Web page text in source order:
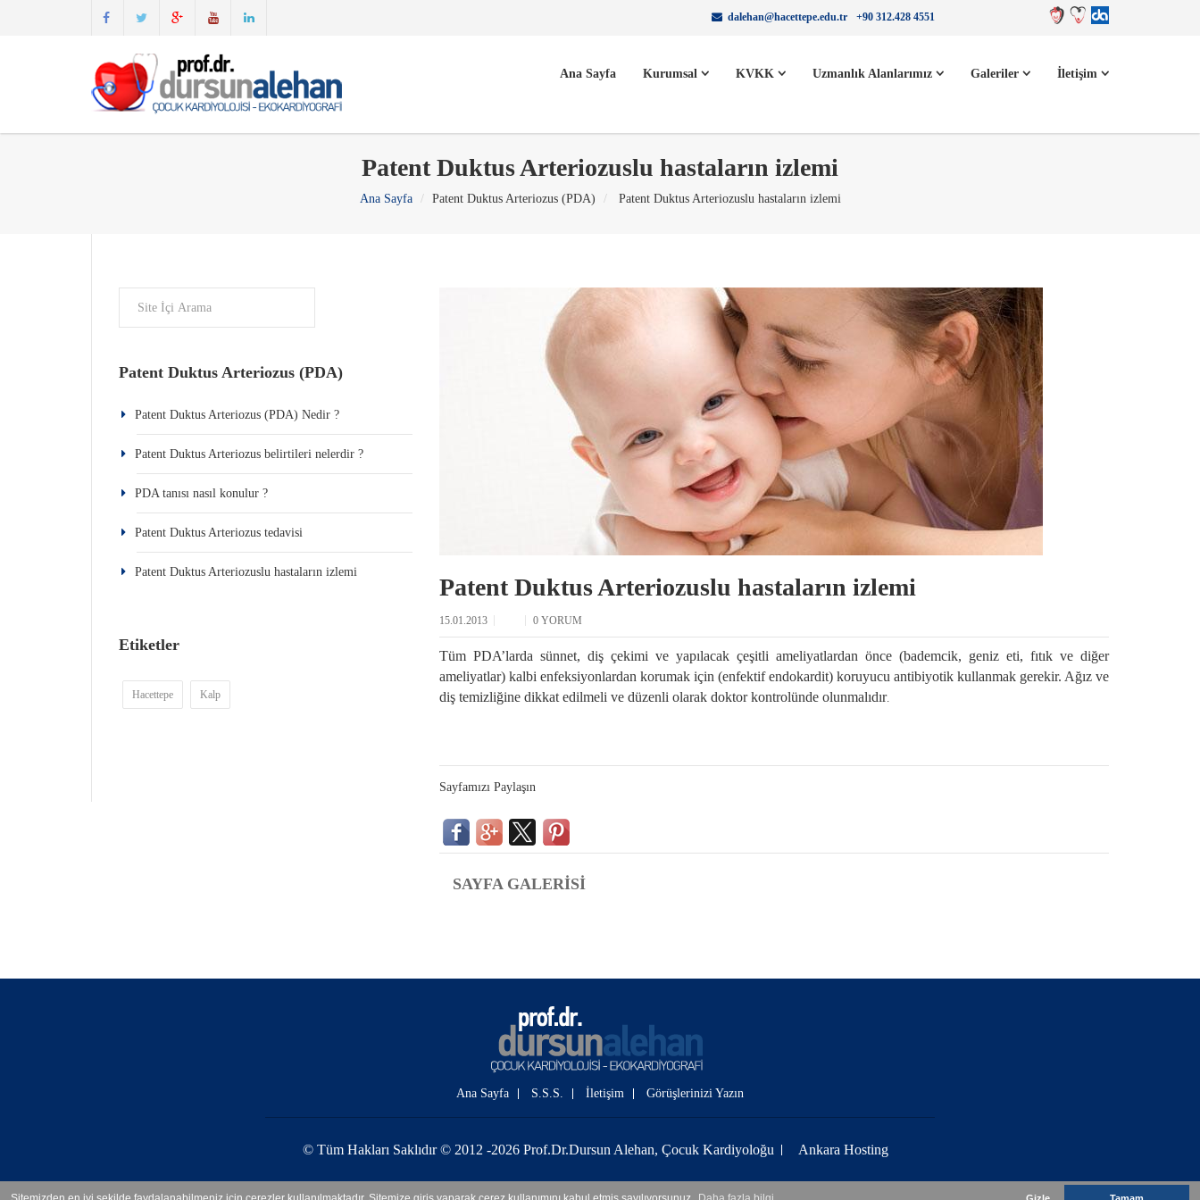
dalehan@hacettepe.edu.tr +90 312.428 4551
Ana Sayfa Kurumsal KVKK Uzmanlık Alanlarımız Galeriler İletişim
Patent Duktus Arteriozuslu hastaların izlemi
Ana Sayfa Patent Duktus Arteriozus (PDA) Patent Duktus Arteriozuslu hastaların izlemi
Patent Duktus Arteriozus (PDA)
Patent Duktus Arteriozus (PDA) Nedir ?
Patent Duktus Arteriozus belirtileri nelerdir ?
PDA tanısı nasıl konulur ?
Patent Duktus Arteriozus tedavisi
Patent Duktus Arteriozuslu hastaların izlemi
Etiketler
Hacettepe Kalp
Patent Duktus Arteriozuslu hastaların izlemi
15.01.2013 0 YORUM
Tüm PDA’larda sünnet, diş çekimi ve yapılacak çeşitli ameliyatlardan önce (bademcik, geniz eti, fıtık ve diğer
ameliyatlar) kalbi enfeksiyonlardan korumak için (enfektif endokardit) koruyucu antibiyotik kullanmak gerekir. Ağız ve
diş temizliğine dikkat edilmeli ve düzenli olarak doktor kontrolünde olunmalıdır.
Sayfamızı Paylaşın
SAYFA GALERİSİ
Ana Sayfa S.S.S. İletişim Görüşlerinizi Yazın
© Tüm Hakları Saklıdır © 2012 -2026 Prof.Dr.Dursun Alehan, Çocuk Kardiyoloğu Ankara Hosting